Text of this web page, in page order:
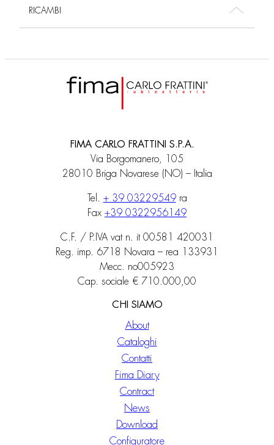
RICAMBI
FIMA CARLO FRATTINI S.P.A.
Via Borgomanero, 105
28010 Briga Novarese (NO) – Italia
Tel. + 39 03229549ra
Fax +39 0322956149
C.F. / P.IVA vat n. it 00581 420031
Reg. imp. 6718 Novara – rea 133931
Mecc. no005923
Cap. sociale € 710.000,00
CHI SIAMO
About
Cataloghi
Contatti
Fima Diary
Contract
News
Download
Configuratore